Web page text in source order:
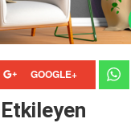
GOOGLE+